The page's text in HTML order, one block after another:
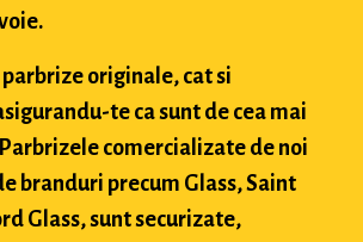
originale, cat si
te ca sunt de cea mai
comercializate de noi
branduri precum Glass, Saint
Glass, sunt securizate,